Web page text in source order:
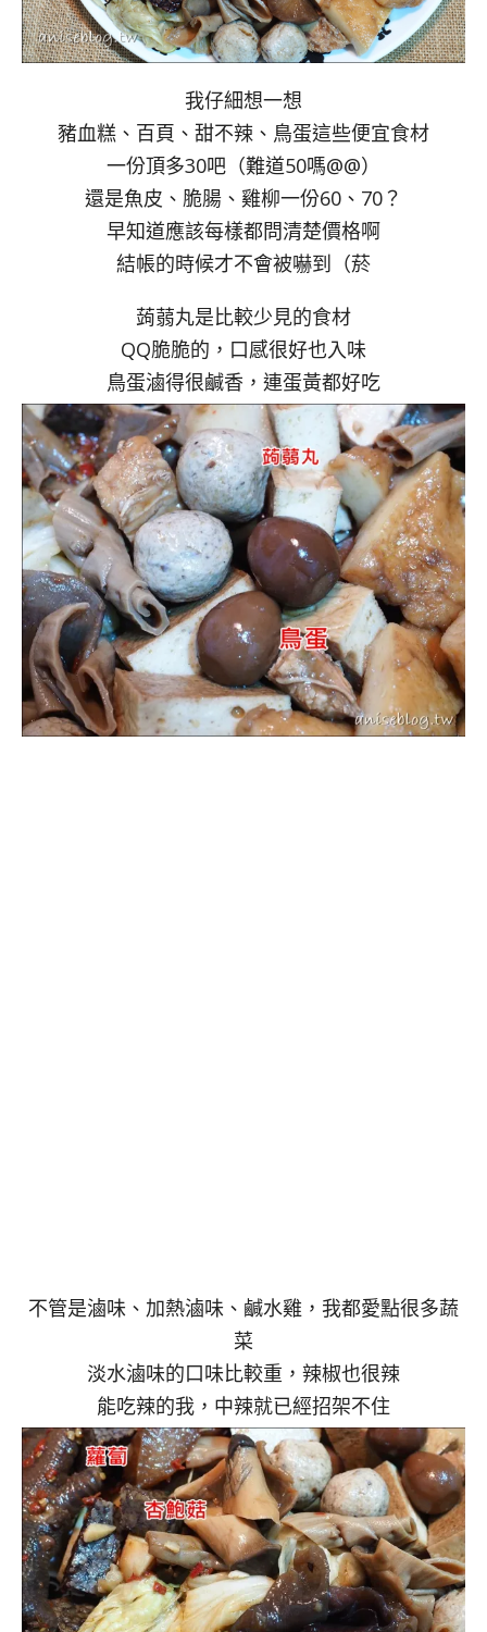
我仔細想一想
豬血糕、百頁、甜不辣、鳥蛋這些便宜食材
一份頂多30吧（難道50嗎@@）
還是魚皮、脆腸、雞柳一份60、70？
早知道應該每樣都問清楚價格啊
結帳的時候才不會被嚇到（菸
蒟蒻丸是比較少見的食材
QQ脆脆的，口感很好也入味
鳥蛋滷得很鹹香，連蛋黃都好吃
不管是滷味、加熱滷味、鹹水雞，我都愛點很多蔬
菜
淡水滷味的口味比較重，辣椒也很辣
能吃辣的我，中辣就已經招架不住